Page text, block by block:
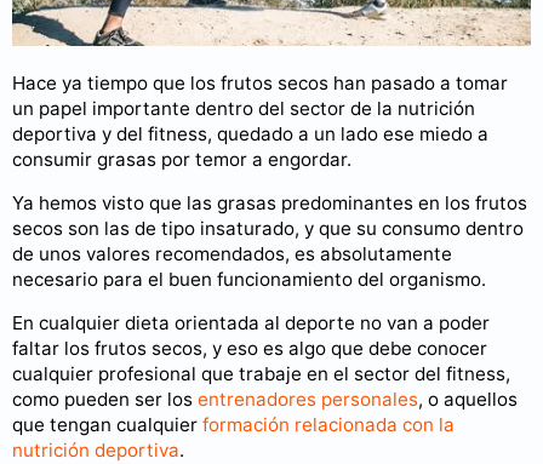
Hace ya tiempo que los frutos secos han pasado a tomar
un papel importante dentro del sector de la nutrición
deportiva y del fitness, quedado a un lado ese miedo a
consumir grasas por temor a engordar.
Ya hemos visto que las grasas predominantes en los frutos
secos son las de tipo insaturado, y que su consumo dentro
de unos valores recomendados, es absolutamente
necesario para el buen funcionamiento del organismo.
En cualquier dieta orientada al deporte no van a poder
faltar los frutos secos, y eso es algo que debe conocer
cualquier profesional que trabaje en el sector del fitness,
como pueden ser los entrenadores personales, o aquellos
que tengan cualquier formación relacionada con la
nutrición deportiva.